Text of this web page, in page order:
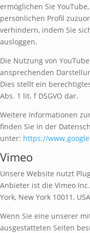
ermöglichen Sie
persönlichen Profil
verhindern, indem Sie
ausloggen.
Die Nutzung von
ansprechenden
Dies stellt ein
Abs. 1 lit. f DSGVO dar.
Weitere Informationen
finden Sie in der
unter: https://
Vimeo
Unsere Website nutzt
Anbieter ist die Vimeo
York, New York 10011,
Wenn Sie eine unserer
ausgestatteten Seiten